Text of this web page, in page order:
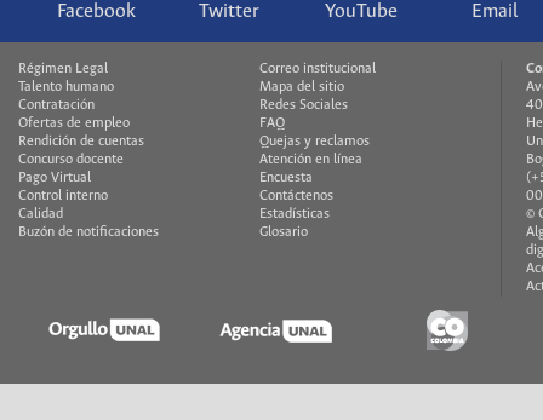
Facebook Twitter YouTube Email
Régimen Legal
Talento humano
Contratación
Ofertas de empleo
Rendición de cuentas
Concurso docente
Pago Virtual
Control interno
Calidad
Buzón de notificaciones
Correo institucional
Mapa del sitio
Redes Sociales
FAQ
Quejas y reclamos
Atención en línea
Encuesta
Contáctenos
Estadísticas
Glosario
©